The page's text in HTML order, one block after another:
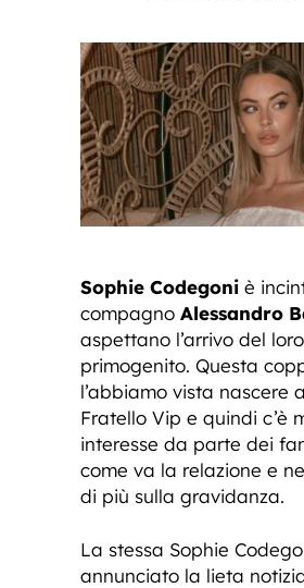
Sophie Codegoni è
compagno Alessandro
aspettano l’arrivo del loro
primogenito. Questa
l’abbiamo vista nascere
Fratello Vip e quindi c’è
interesse da parte dei
come va la relazione e
di più sulla gravidanza.
La stessa Sophie
annunciato la lieta